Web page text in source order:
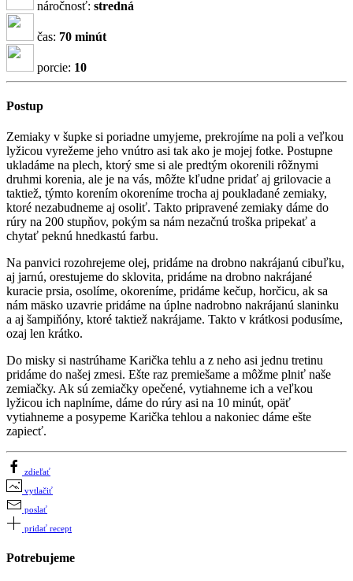
náročnosť: stredná
čas: 70 minút
porcie: 10
Postup
Zemiaky v šupke si poriadne umyjeme, prekrojíme na poli a veľkou
lyžicou vyrežeme jeho vnútro asi tak ako je mojej fotke. Postupne
ukladáme na plech, ktorý sme si ale predtým okorenili rôžnymi
druhmi korenia, ale je na vás, môžte kľudne pridať aj grilovacie a
taktiež, týmto korením okoreníme trocha aj poukladané zemiaky,
ktoré nezabudneme aj osoliť. Takto pripravené zemiaky dáme do
rúry na 200 stupňov, pokým sa nám nezačnú troška pripekať a
chytať peknú hnedkastú farbu.
Na panvici rozohrejeme olej, pridáme na drobno nakrájanú cibuľku,
aj jarnú, orestujeme do sklovita, pridáme na drobno nakrájané
kuracie prsia, osolíme, okoreníme, pridáme kečup, horčicu, ak sa
nám mäsko uzavrie pridáme na úplne nadrobno nakrájanú slaninku
a aj šampiňóny, ktoré taktiež nakrájame. Takto v krátkosi podusíme,
ozaj len krátko.
Do misky si nastrúhame Karička tehlu a z neho asi jednu tretinu
pridáme do našej zmesi. Ešte raz premiešame a môžme plniť naše
zemiačky. Ak sú zemiačky opečené, vytiahneme ich a veľkou
lyžicou ich naplníme, dáme do rúry asi na 10 minút, opäť
vytiahneme a posypeme Karička tehlou a nakoniec dáme ešte
zapiecť.
zdieľať
vytlačiť
poslať
pridať recept
Potrebujeme